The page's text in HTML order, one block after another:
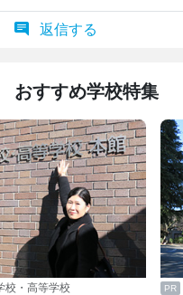
返信する
おすすめ学校特集
校・高等学校